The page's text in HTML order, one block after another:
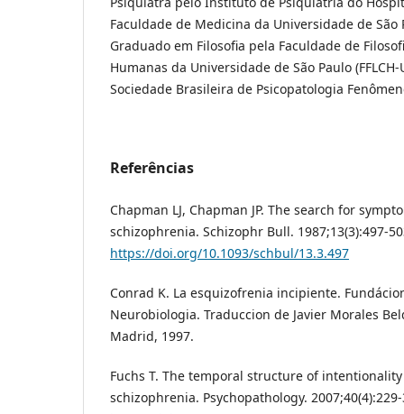
Faculdade de Medicina da Universidade de São
Graduado em Filosofia pela Faculdade de
Humanas da Universidade de São Paulo
Sociedade Brasileira de Psicopatologia
Referências
Chapman LJ, Chapman JP. The search for
schizophrenia. Schizophr Bull. 1987;13(3):497-
https://doi.org/10.1093/schbul/13.3.497
Conrad K. La esquizofrenia incipiente.
Neurobiologia. Traduccion de Javier Morales
Madrid, 1997.
Fuchs T. The temporal structure of
schizophrenia. Psychopathology.